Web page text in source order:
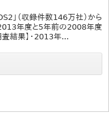
」（収録件数146万社）から
年度と5年前の2008年度
結果】・2013年...